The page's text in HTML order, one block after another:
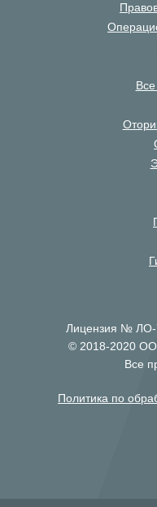
Лицензия № ЛО-
© 2018-2020
Все
Политика по